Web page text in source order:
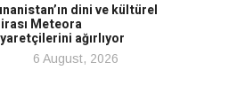
dini ve kültürel
Meteora
ağırlıyor
6 August, 2026